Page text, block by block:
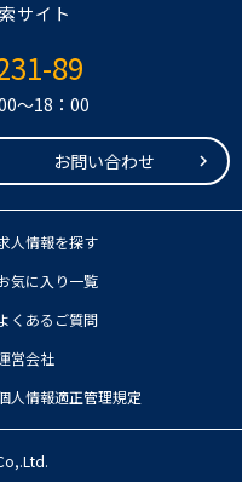
サイト
89
～18：00
お問い合わせ
人情報を探す
気に入り一覧
くあるご質問
営会社
人情報適正管理規定